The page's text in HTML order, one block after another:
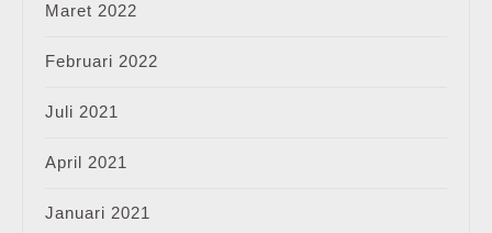
Maret 2022
Februari 2022
Juli 2021
April 2021
Januari 2021